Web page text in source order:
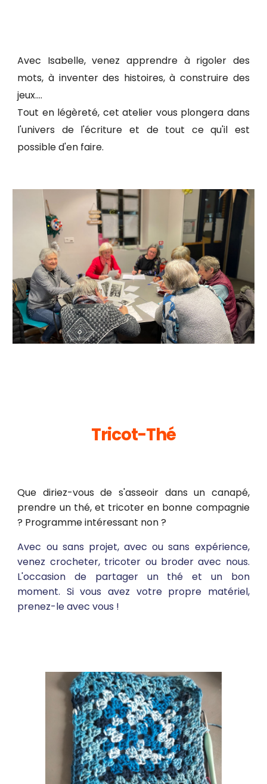
Avec Isabelle, venez apprendre à rigoler des
mots, à inventer des histoires, à construire des
jeux....
Tout en légèreté, cet atelier vous plongera dans
l'univers de l'écriture et de tout ce qu'il est
possible d'en faire.
Tricot-Thé
Que diriez-vous de s'asseoir dans un canapé,
prendre un thé, et tricoter en bonne compagnie
? Programme intéressant non ?
Avec ou sans projet, avec ou sans expérience,
venez crocheter, tricoter ou broder avec nous.
L'occasion de partager un thé et un bon
moment. Si vous avez votre propre matériel,
prenez-le avec vous !